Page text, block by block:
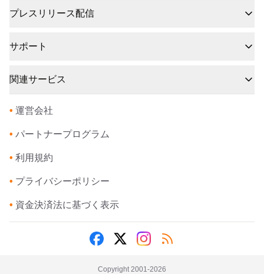
プレスリリース配信
サポート
関連サービス
• 運営会社
• パートナープログラム
• 利用規約
• プライバシーポリシー
• 資金決済法に基づく表示
Copyright 2001-2026